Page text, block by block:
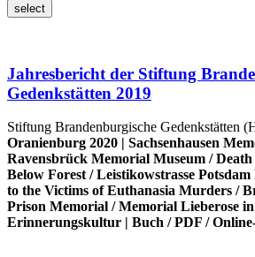
select
Jahresbericht der Stiftung
Gedenkstätten 2019
Stiftung Brandenburgische Gedenkstätten
Oranienburg 2020 | Sachsenhausen
Ravensbrück Memorial Museum /
Below Forest/Leistikowstrasse
to the Victims of Euthanasia Murders /
Prison Memorial /Memorial Lieberose
Erinnerungskultur | Buch /PDF /